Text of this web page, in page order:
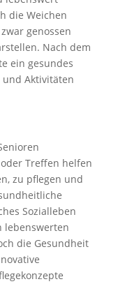
die Weichen
genossen
Nach dem
ein gesundes
Aktivitäten
Treffen helfen
zu pflegen und
Sozialleben
lebenswerten
die Gesundheit